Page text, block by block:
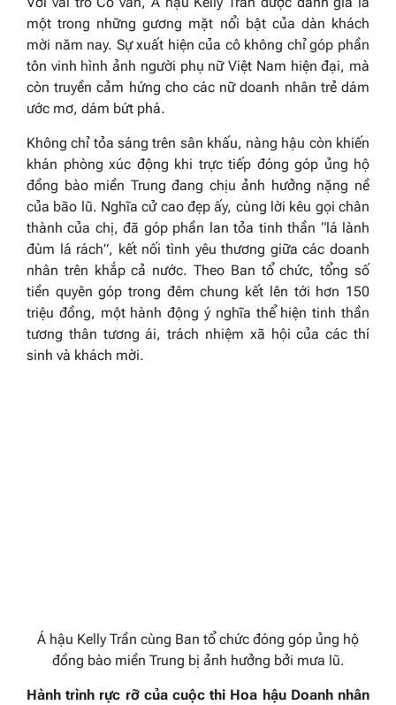
một trong những gương mặt nổi bật của dàn khách
mời năm nay. Sự xuất hiện của cô không chỉ góp phần
tôn vinh hình ảnh người phụ nữ Việt Nam hiện đại, mà
còn truyền cảm hứng cho các nữ doanh nhân trẻ dám
ước mơ, dám bứt phá.
Không chỉ tỏa sáng trên sân khấu, nàng hậu còn khiến
khán phòng xúc động khi trực tiếp đóng góp ủng hộ
đồng bào miền Trung đang chịu ảnh hưởng nặng nề
của bão lũ. Nghĩa cử cao đẹp ấy, cùng lời kêu gọi chân
thành của chị, đã góp phần lan tỏa tinh thần “lá lành
đùm lá rách”, kết nối tình yêu thương giữa các doanh
nhân trên khắp cả nước. Theo Ban tổ chức, tổng số
tiền quyên góp trong đêm chung kết lên tới hơn 150
triệu đồng, một hành động ý nghĩa thể hiện tinh thần
tương thân tương ái, trách nhiệm xã hội của các thí
sinh và khách mời.
Á hậu Kelly Trần cùng Ban tổ chức đóng góp ủng hộ
đồng bào miền Trung bị ảnh hưởng bởi mưa lũ.
Hành trình rực rỡ của cuộc thi Hoa hậu Doanh nhân